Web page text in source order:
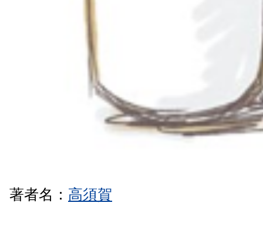
著者名： 高須賀